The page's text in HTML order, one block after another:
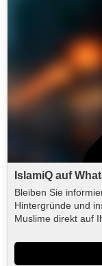
IslamiQ auf
Bleiben Sie
Hintergründe und
Muslime direkt auf